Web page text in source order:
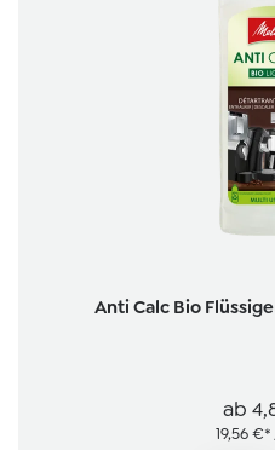
Anti Calc Bio
ab
19,56